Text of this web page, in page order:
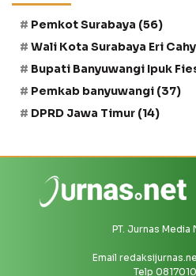
Pemkot Surabaya (56)
Wali Kota Surabaya Eri
Bupati Banyuwangi Ipuk
Pemkab banyuwangi (37)
DPRD Jawa Timur (14)
PT. Jurnas Media
Email
Telp